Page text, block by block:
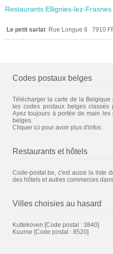
Restaurants Ellignies-lez-Frasnes
Le petit sarlat Rue Longue 8 7910
Codes postaux belges
Télécharger la carte de la Belgique
les codes postaux belges classés
Ayez toujours à portée de main les
belges.
Cliquer ici pour avoir plus d'infos.
Restaurants et hôtels
Code-postal.be, c'est aussi la liste
des hôtels et autres commerces
Villes choisies au hasard
Kuttekoven [Code postal : 3840]
Kuurne [Code postal : 8520]